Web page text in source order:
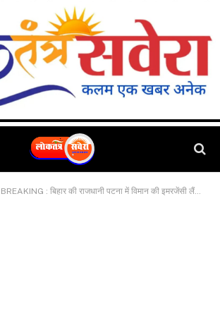
में विमान की इमरजेंसी लैंडिंग कराई गई है. इंजन में खराबी की वजह से विमान की इमरजैंसी लैंडिंग हुई है. स्पाइस जेट का विमान जो दिल्ली की तरफ जा रहा था. उड़ान भरते ही एक विंग में आग लग गई और इमरजेंसी लैंडिंग की गई